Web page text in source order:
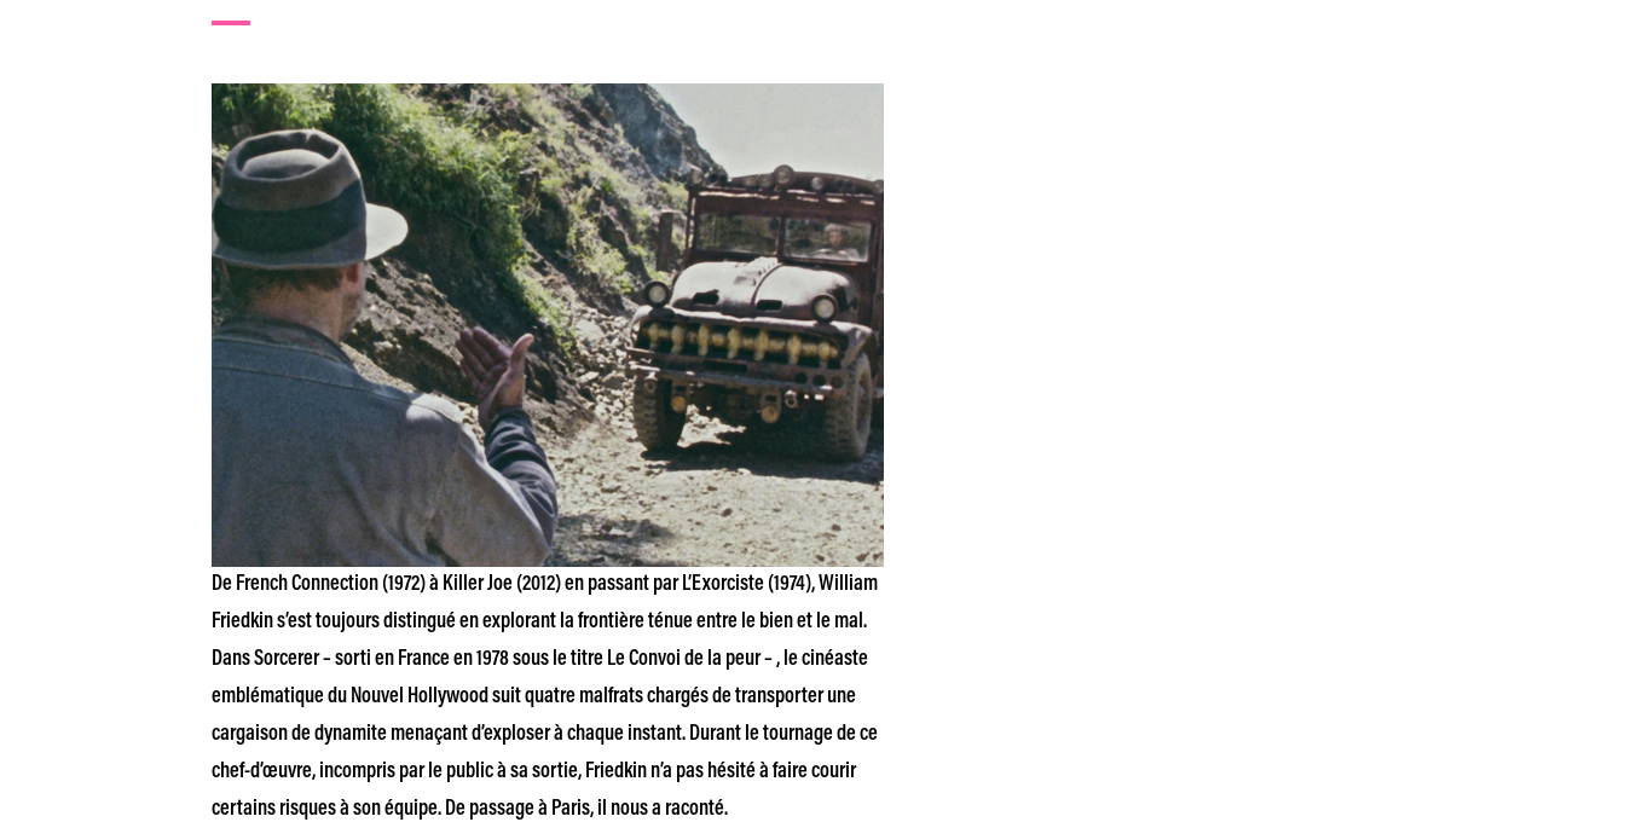
De French Connection (1972) à Killer Joe (2012) en passant par L’Exorciste (1974), William
Friedkin s’est toujours distingué en explorant la frontière ténue entre le bien et le mal.
Dans Sorcerer – sorti en France en 1978 sous le titre Le Convoi de la peur – , le cinéaste
emblématique du Nouvel Hollywood suit quatre malfrats chargés de transporter une
cargaison de dynamite menaçant d’exploser à chaque instant. Durant le tournage de ce
chef-d’œuvre, incompris par le public à sa sortie, Friedkin n’a pas hésité à faire courir
certains risques à son équipe. De passage à Paris, il nous a raconté.